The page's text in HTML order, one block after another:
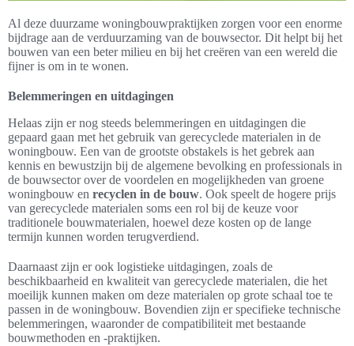
Al deze duurzame woningbouwpraktijken zorgen voor een enorme
bijdrage aan de verduurzaming van de bouwsector. Dit helpt bij het
bouwen van een beter milieu en bij het creëren van een wereld die
fijner is om in te wonen.
Belemmeringen en uitdagingen
Helaas zijn er nog steeds belemmeringen en uitdagingen die
gepaard gaan met het gebruik van gerecyclede materialen in de
woningbouw. Een van de grootste obstakels is het gebrek aan
kennis en bewustzijn bij de algemene bevolking en professionals in
de bouwsector over de voordelen en mogelijkheden van groene
woningbouw en recyclen in de bouw. Ook speelt de hogere prijs
van gerecyclede materialen soms een rol bij de keuze voor
traditionele bouwmaterialen, hoewel deze kosten op de lange
termijn kunnen worden terugverdiend.
Daarnaast zijn er ook logistieke uitdagingen, zoals de
beschikbaarheid en kwaliteit van gerecyclede materialen, die het
moeilijk kunnen maken om deze materialen op grote schaal toe te
passen in de woningbouw. Bovendien zijn er specifieke technische
belemmeringen, waaronder de compatibiliteit met bestaande
bouwmethoden en -praktijken.